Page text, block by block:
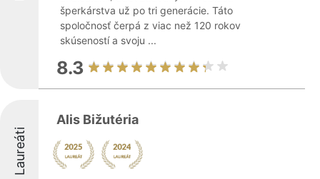
šperkárstva už po tri generácie. Táto
spoločnosť čerpá z viac než 120 rokov
skúseností a svoju ...
8.3
Laureáti
Alis Bižutéria